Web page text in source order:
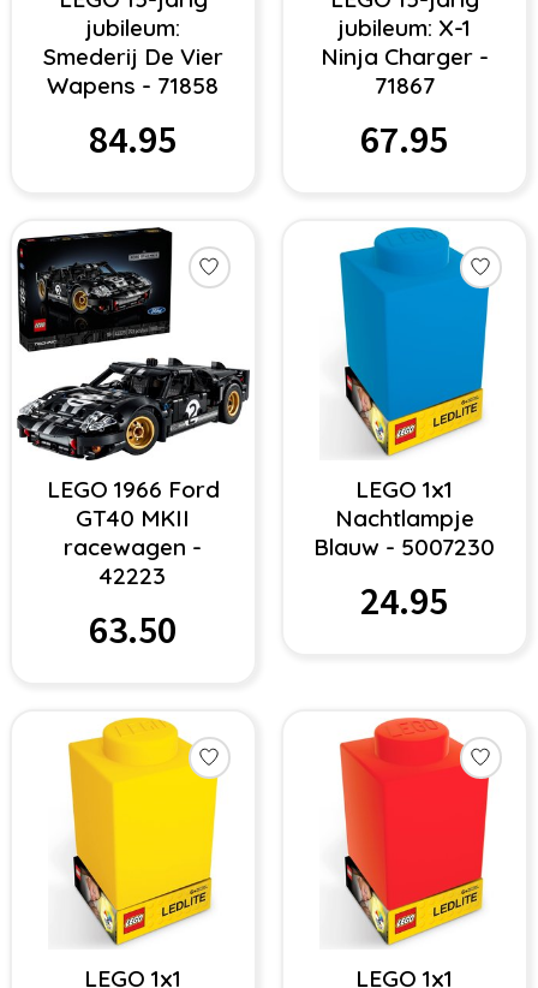
jubileum:
Smederij De Vier
Wapens - 71858
84.95
jubileum: X-1
Ninja Charger -
71867
67.95
LEGO 1966 Ford
GT40 MKII
racewagen -
42223
63.50
LEGO 1x1
Nachtlampje
Blauw - 5007230
24.95
LEGO 1x1 LEGO 1x1